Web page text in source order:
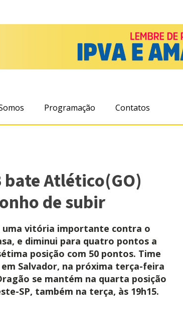
Programação Contatos
Atlético(GO)
de subir
uma vitória importante contra o
e diminui para quatro pontos a
posição com 50 pontos. Time
Salvador, na próxima terça-feira
se mantém na quarta posição
SP, também na terça, às 19h15.